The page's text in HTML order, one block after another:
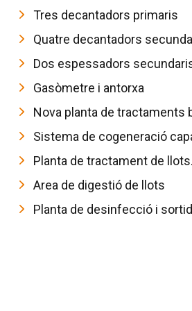
Tres decantadors primaris
Quatre decantadors
Dos espessadors
Gasòmetre i antorxa
Nova planta de tractaments
Sistema de cogeneració
Planta de tractament de llots.
Area de digestió de llots
Planta de desinfecció i